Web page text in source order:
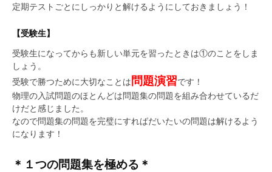
定期テストごとにしっかりと解けるようにしておきましょう！
【受験生】
受験生になってからも新しい単元を習ったときは①のことをしま
しょう。
受験で勝つために大切なことは 問題演習です！
物理の入試問題のほとんどは問題集の問題を組み合わせているだ
けだと感じました。
なので問題集の問題を完璧にすればだいたいの問題は解けるよう
になります！
＊１つの問題集を極める＊